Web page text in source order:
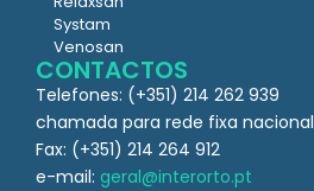
Systam
Venosan
CONTACTOS
Telefones: (+351) 214 262 939
chamada para rede fixa nacional
Fax: (+351) 214 264 912
e-mail: geral@interorto.pt